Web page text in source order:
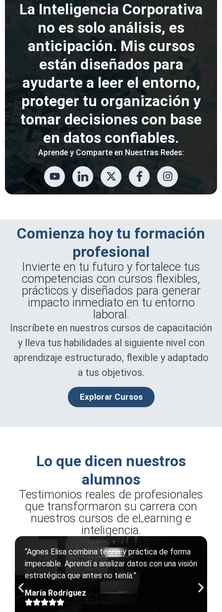
La Inteligencia Corporativa
no es solo análisis, es
anticipación. Mis cursos
están diseñados para
ayudarte a leer el entorno,
proteger tu organización y
tomar decisiones con base
en datos confiables.
Aprende y Comparte en Nuestras Redes:
Comienza hoy tu formación
profesional
Invierte en tu futuro y fortalece tus
competencias con cursos flexibles,
prácticos y diseñados para generar
impacto inmediato en tu entorno
laboral.
Inscríbete en nuestros cursos de capacitación
y lleva tus habilidades al siguiente nivel con
aprendizaje estructurado, flexible y adaptado
a tus objetivos.
Explorar Cursos
Lo que dicen nuestros
alumnos
Testimonios reales de profesionales
que transformaron su carrera con
nuestros cursos de eLearning e
inteligencia.
“Agnes Elisa combina teoría y práctica de forma
impecable. Aprendí a analizar datos con una visión
estratégica que antes no tenía.”
María Rodríguez